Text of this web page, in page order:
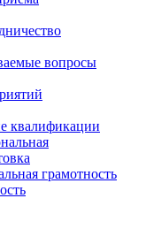
вопросы
квалификации
грамотность